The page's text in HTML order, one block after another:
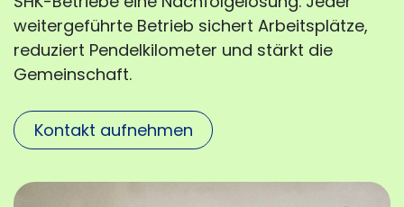
weitergeführte Betrieb sichert Arbeitsplätze,
reduziert Pendelkilometer und stärkt die
Gemeinschaft.
Kontakt aufnehmen